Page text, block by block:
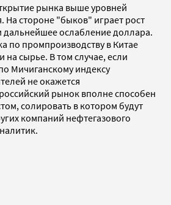
рынка выше уровней
На стороне "быков" играет рост
дальнейшее ослабление доллара.
по промпроизводству в Китае
сырье. В том случае, если
Мичиганскому индексу
не окажется
рынок вполне способен
солировать в котором будут
компаний нефтегазового